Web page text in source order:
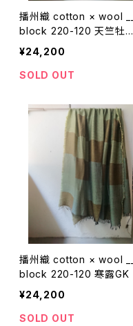
播州織 cotton × wool __
block 220-120 天竺牡丹
GK
¥24,200
SOLD OUT
播州織 cotton × wool __
block 220-120 寒露GK
¥24,200
SOLD OUT